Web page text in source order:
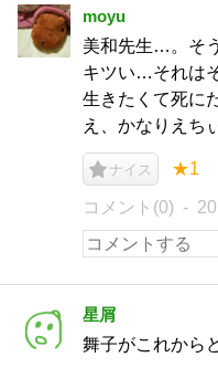
moyu
美和先生…。そ
キツい…それは
生きたくて死に
え、かなりえち
ナイス ★1
コメント(0)
星屑
舞子がこれから